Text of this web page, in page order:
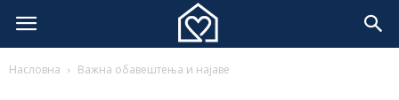
Насловна Важна обавештења и најаве